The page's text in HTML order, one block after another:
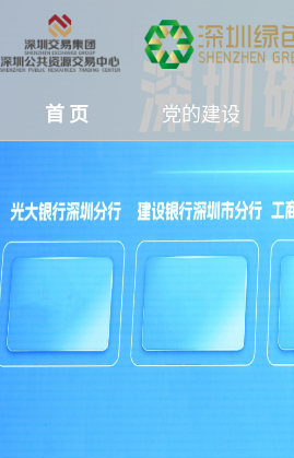
首 页 党的建设